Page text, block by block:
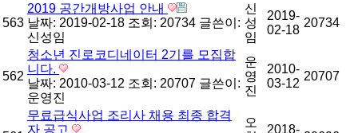
563
2019 공간개방사업 안내
날짜: 2019-02-18 조회: 20734 글쓴이:
신성임
신
성
임
2019-
02-18
20734
562
청소년 진로코디네이터 2기를 모집합
니다.
날짜: 2010-03-12 조회: 20707 글쓴이:
운영진
운
영
진
2010-
03-12
20707
무료급식사업 조리사 채용 최종 합격
자 공고
오
2018-